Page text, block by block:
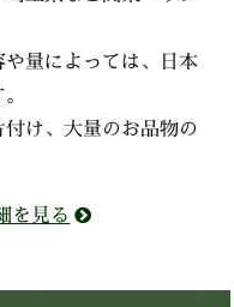
量によっては、日本
け、大量のお品物の
を見る